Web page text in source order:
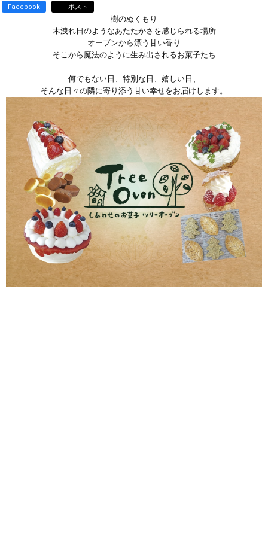
Facebook ポスト
樹のぬくもり
木洩れ日のようなあたたかさを感じられる場所
オーブンから漂う甘い香り
そこから魔法のように生み出されるお菓子たち
何でもない日、特別な日、嬉しい日、
そんな日々の隣に寄り添う甘い幸せをお届けします。